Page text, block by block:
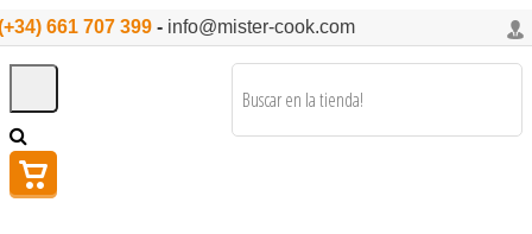
661 707 399 - info@mister-cook.com